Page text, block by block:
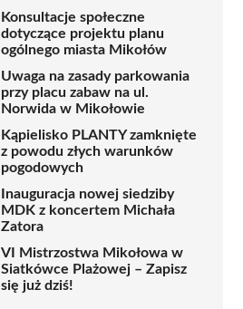
Konsultacje społeczne
dotyczące projektu planu
ogólnego miasta Mikołów
Uwaga na zasady parkowania
przy placu zabaw na ul.
Norwida w Mikołowie
Kąpielisko PLANTY zamknięte
z powodu złych warunków
pogodowych
Inauguracja nowej siedziby
MDK z koncertem Michała
Zatora
VI Mistrzostwa Mikołowa w
Siatkówce Plażowej – Zapisz
się już dziś!